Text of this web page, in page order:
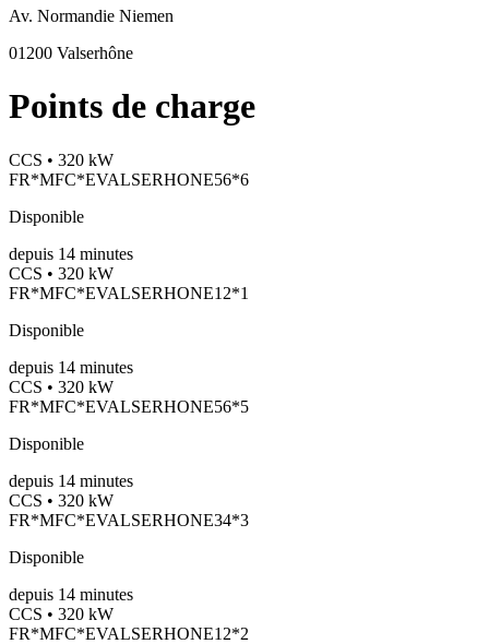
Av. Normandie Niemen
01200 Valserhône
Points de charge
CCS • 320 kW
FR*MFC*EVALSERHONE56*6
Disponible
depuis 14 minutes
CCS • 320 kW
FR*MFC*EVALSERHONE12*1
Disponible
depuis 14 minutes
CCS • 320 kW
FR*MFC*EVALSERHONE56*5
Disponible
depuis 14 minutes
CCS • 320 kW
FR*MFC*EVALSERHONE34*3
Disponible
depuis 14 minutes
CCS • 320 kW
FR*MFC*EVALSERHONE12*2